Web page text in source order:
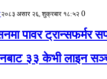
२०८३ असार २६, शुक्रबार १८:५२ 0
पावर
३३ केभी लाइन